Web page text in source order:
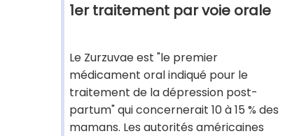
1er traitement par voie orale
Le Zurzuvae est "le premier
médicament oral indiqué pour le
traitement de la dépression post-
partum" qui concernerait 10 à 15 % des
mamans. Les autorités américaines